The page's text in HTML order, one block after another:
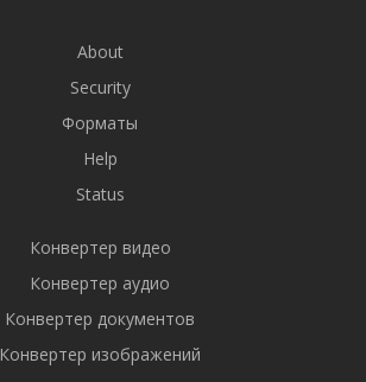
About
Security
Форматы
Help
Status
Конвертер видео
Конвертер аудио
Конвертер документов
Конвертер изображений